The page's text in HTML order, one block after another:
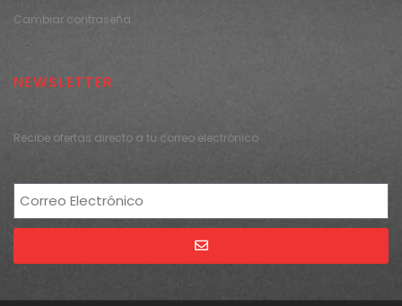
Cambiar contraseña
NEWSLETTER
Recibe ofertas directo a tu correo electrónico